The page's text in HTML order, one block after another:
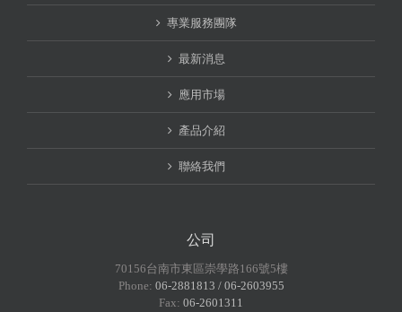
專業服務團隊
最新消息
應用市場
產品介紹
聯絡我們
公司
70156台南市東區崇學路166號5樓
Phone: 06-2881813 / 06-2603955
Fax: 06-2601311